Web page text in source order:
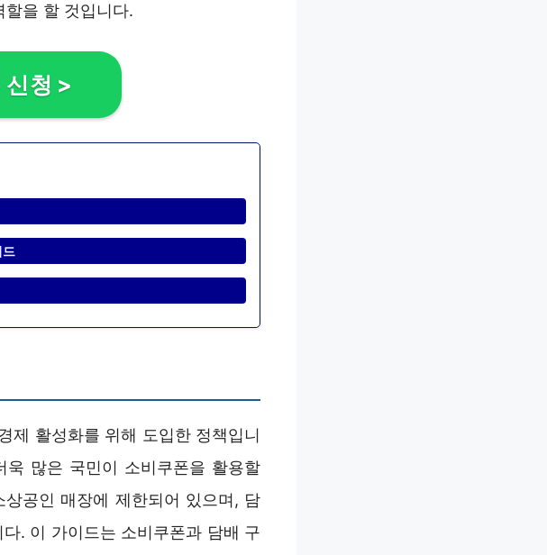
할을 할 것입니다.
청 >
드
제 활성화를 위해 도입한 정책입니
욱 많은 국민이 소비쿠폰을 활용할
공인 매장에 제한되어 있으며, 담
. 이 가이드는 소비쿠폰과 담배 구